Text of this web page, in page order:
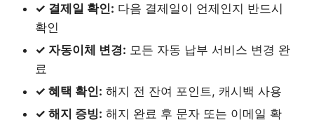
✓ 결제일 확인: 다음 결제일이 언제인지 반드시
확인
✓ 자동이체 변경: 모든 자동 납부 서비스 변경 완
료
✓ 혜택 확인: 해지 전 잔여 포인트, 캐시백 사용
✓ 해지 증빙: 해지 완료 후 문자 또는 이메일 확